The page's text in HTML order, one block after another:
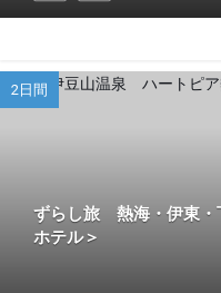
2日間
ずらし旅 熱海・伊東・
ホテル＞